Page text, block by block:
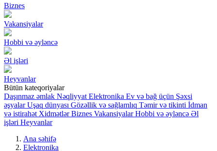
Biznes
Vakansiyalar
Hobbi və əyləncə
Əl işləri
Heyvanlar
Bütün kateqoriyalar
Daşınmaz əmlak Nəqliyyat Elektronika Ev və bağ üçün Şəxsi
əşyalar Uşaq dünyası Gözəllik və sağlamlıq Təmir və tikinti İdman
və istirahət Xidmətlər Biznes Vakansiyalar Hobbi və əyləncə Əl
işləri Heyvanlar
Ana səhifə
Elektronika